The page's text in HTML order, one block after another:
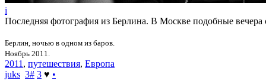
i
Последняя фотография из Берлина. В Москве подобные вечера
Берлин, ночью в одном из баров.
Ноябрь 2011.
2011 , путешествия, Европа
juks 3# 3 ♥ •